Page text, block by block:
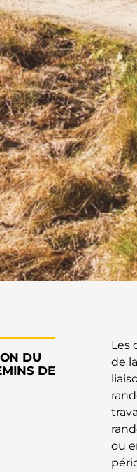
DU
DE
Les
de
ou